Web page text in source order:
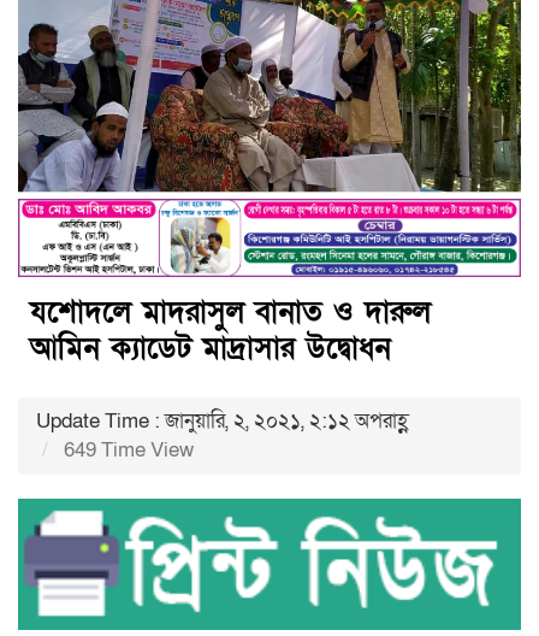
যশোদলে মাদরাসুল বানাত ও দারুল
আমিন ক্যাডেট মাদ্রাসার উদ্বোধন
Update Time : জানুয়ারি, ২, ২০২১, ২:১২ অপরাহ্ণ
649 Time View